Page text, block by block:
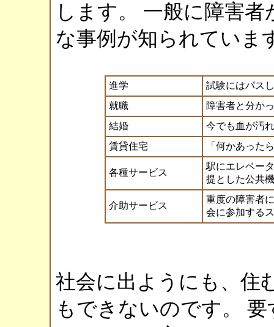
します。 一般に障害
な事例が知られていま
進学
試験にはパス
就職
障害者と分か
結婚
今でも血が汚
賃貸住宅
「何かあった
各種サービス
駅にエレベー
提とした公共
介助サービス
重度の障害者
会に参加する
社会に出ようにも、住
もできないのです。